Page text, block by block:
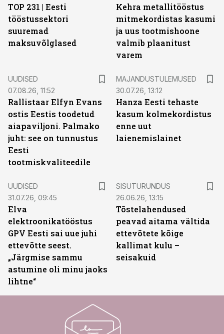
TOP 231 | Eesti
tööstussektori
suuremad
maksuvõlglased
Kehra metallitööstus
mitmekordistas kasumi
ja uus tootmishoone
valmib plaanitust
varem
UUDISED
07.08.26, 11:52
Rallistaar Elfyn Evans
ostis Eestis toodetud
aiapaviljoni. Palmako
juht: see on tunnustus
Eesti
tootmiskvaliteedile
MAJANDUSTULEMUSED
30.07.26, 13:12
Hanza Eesti tehaste
kasum kolmekordistus
enne uut
laienemislainet
UUDISED
31.07.26, 09:45
Elva
elektroonikatööstus
GPV Eesti sai uue juhi
ettevõtte seest.
„Järgmise sammu
astumine oli minu jaoks
lihtne“
SISUTURUNDUS
26.06.26, 13:15
Tõstelahendused
peavad aitama vältida
ettevõtete kõige
kallimat kulu –
seisakuid